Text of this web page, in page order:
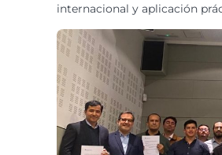
internacional y aplicación